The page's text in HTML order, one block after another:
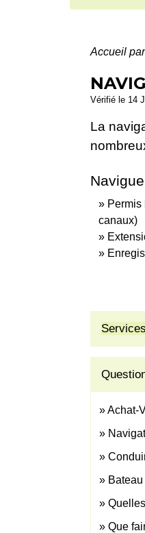
Accueil
Vérifié le 14
La
canaux)
Achat-
Que